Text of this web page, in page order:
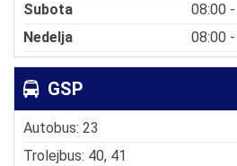
Subota
08:00
Nedelja
08:00
GSP
Autobus: 23
Trolejbus: 40, 41